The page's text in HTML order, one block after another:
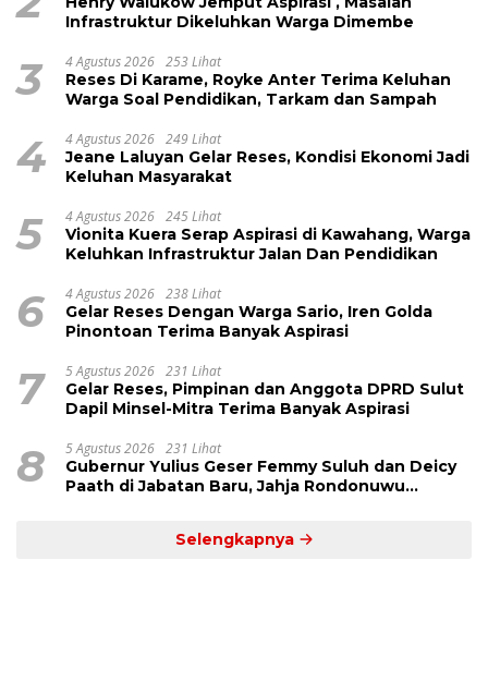
Infrastruktur Dikeluhkan Warga Dimembe
3 4 Agustus 2026 253 Lihat
Reses Di Karame, Royke Anter Terima Keluhan
Warga Soal Pendidikan, Tarkam dan Sampah
4 4 Agustus 2026 249 Lihat
Jeane Laluyan Gelar Reses, Kondisi Ekonomi Jadi
Keluhan Masyarakat
5 4 Agustus 2026 245 Lihat
Vionita Kuera Serap Aspirasi di Kawahang, Warga
Keluhkan Infrastruktur Jalan Dan Pendidikan
6 4 Agustus 2026 238 Lihat
Gelar Reses Dengan Warga Sario, Iren Golda
Pinontoan Terima Banyak Aspirasi
7 5 Agustus 2026 231 Lihat
Gelar Reses, Pimpinan dan Anggota DPRD Sulut
Dapil Minsel-Mitra Terima Banyak Aspirasi
8 5 Agustus 2026 231 Lihat
Gubernur Yulius Geser Femmy Suluh dan Deicy
Paath di Jabatan Baru, Jahja Rondonuwu
Selengkapnya